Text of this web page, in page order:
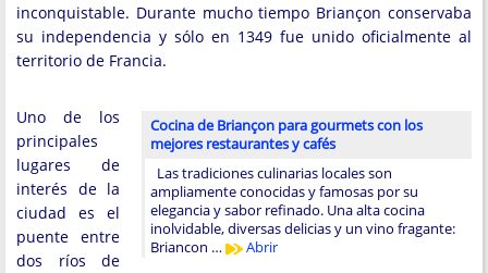
inconquistable. Durante mucho tiempo Briançon conservaba
su independencia y sólo en 1349 fue unido oficialmente al
territorio de Francia.
Cocina de Briançon para gourmets con los
mejores restaurantes y cafés
Las tradiciones culinarias locales son
ampliamente conocidas y famosas por su
elegancia y sabor refinado. Una alta cocina
inolvidable, diversas delicias y un vino fragante:
Briancon …
Abrir
Uno de los
principales
lugares de
interés de la
ciudad es el
puente entre
dos ríos de